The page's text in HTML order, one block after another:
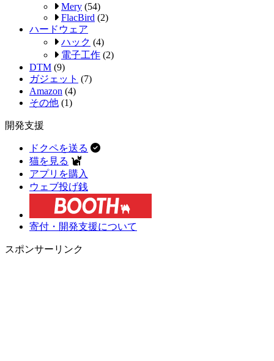
Mery (54)
FlacBird (2)
ハードウェア
ハック (4)
電子工作 (2)
DTM (9)
ガジェット (7)
Amazon (4)
その他 (1)
開発支援
ドクペを送る
猫を見る
アプリを購入
ウェブ投げ銭
寄付・開発支援について
スポンサーリンク